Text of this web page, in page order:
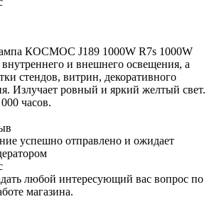
КОСМОС J189 1000W R7s 1000W
и внешнего освещения, а
стендов, витрин, декоративного
Излучает ровный и яркий желтый свет.
часов.
успешно отправлено и ожидает
любой интересующий вас вопрос по
магазина.